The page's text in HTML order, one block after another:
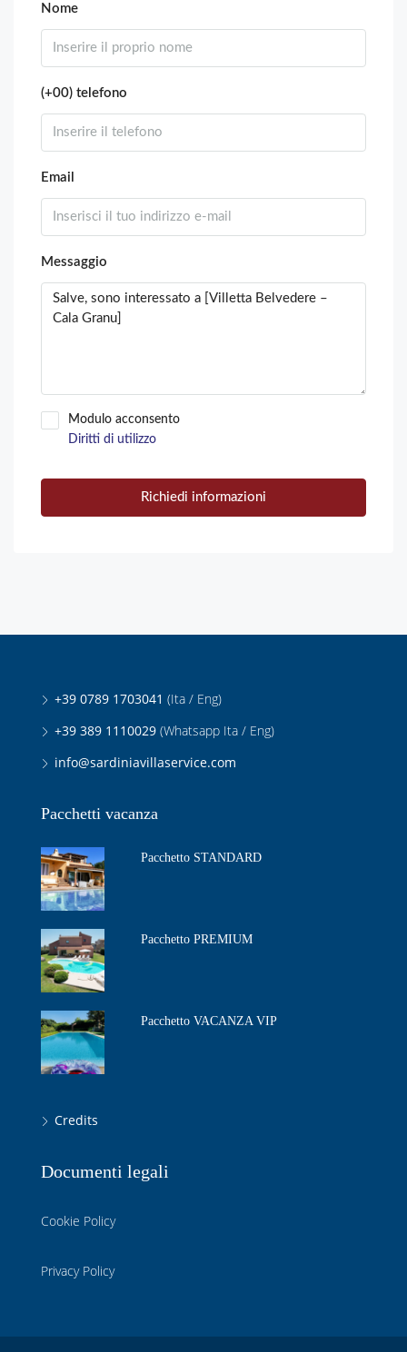
Nome
(+00) telefono
Email
Messaggio
Modulo acconsento
Diritti di utilizzo
Richiedi informazioni
+39 0789 1703041 (Ita / Eng)
+39 389 1110029 (Whatsapp Ita / Eng)
info@sardiniavillaservice.com
Pacchetti vacanza
Pacchetto STANDARD
Pacchetto PREMIUM
Pacchetto VACANZA VIP
Credits
Documenti legali
Cookie Policy
Privacy Policy